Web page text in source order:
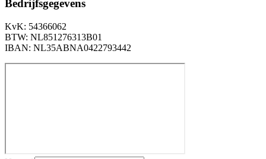
Bedrijfsgegevens
KvK: 54366062
BTW: NL851276313B01
IBAN: NL35ABNA0422793442